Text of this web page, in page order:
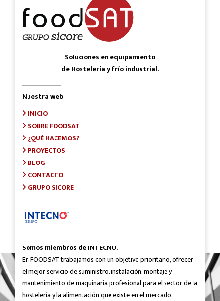
Soluciones en equipamiento
de Hostelería y frío industrial.
Nuestra web
INICIO
SOBRE FOODSAT
¿QUÉ HACEMOS?
PROYECTOS
BLOG
CONTACTO
GRUPO SICORE
Somos miembros de INTECNO.
En FOODSAT trabajamos con un objetivo prioritario, ofrecer
el mejor servicio de suministro, instalación, montaje y
mantenimiento de maquinaria profesional para el sector de la
hostelería y la alimentación que existe en el mercado.